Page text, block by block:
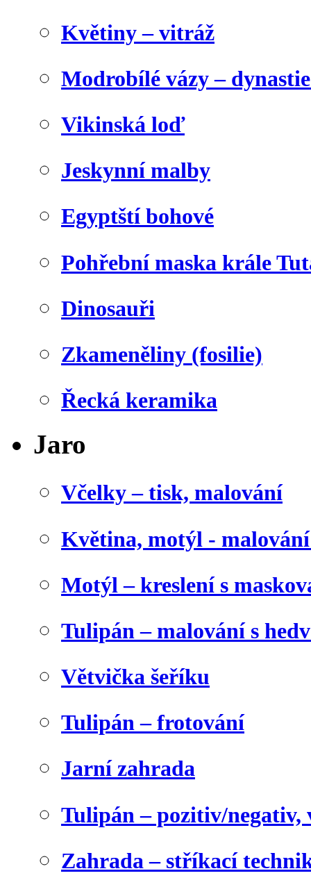
Květiny – vitráž
Modrobílé vázy –
Vikinská loď
Jeskynní malby
Egyptští bohové
Pohřební maska krále
Dinosauři
Zkameněliny (fosilie)
Řecká keramika
Jaro
Včelky – tisk, malování
Květina, motýl -
Motýl – kreslení s
Tulipán – malování s
Větvička šeříku
Tulipán – frotování
Jarní zahrada
Tulipán – pozitiv/negativ,
Zahrada – stříkací